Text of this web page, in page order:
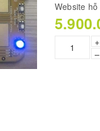
Website hỗ
+
–